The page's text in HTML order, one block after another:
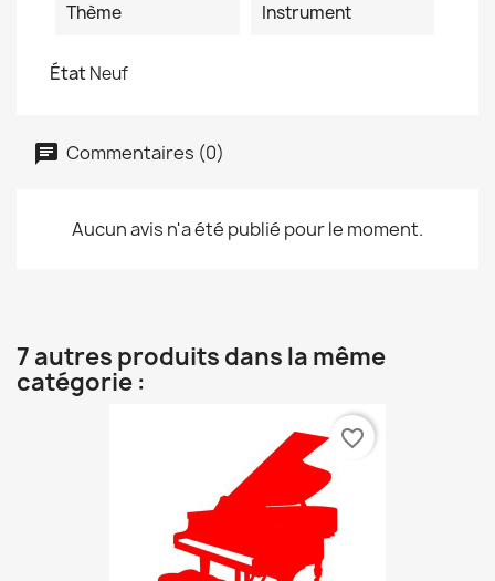
Thème
Instrument
ÉtatNeuf
Commentaires (0)
Aucun avis n'a été publié pour le moment.
7 autres produits dans la même
catégorie :
favorite_border